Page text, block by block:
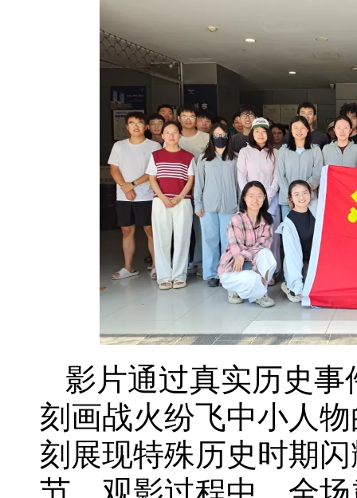
影片通过真实历史
刻画战火纷飞中小人
刻展现特殊历史时期